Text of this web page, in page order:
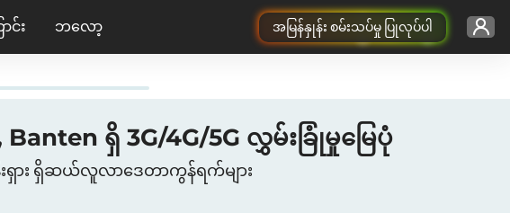
အမြန်နှုန်း စမ်းသပ်မှု ပြုလုပ်ပါ
င်း ဘလော့
ရှိ 3G/4G/5G လွှမ်းခြုံမှုမြေပုံ
ဒိုနီးရှား ရှိဆယ်လူလာဒေတာကွန်ရက်များ